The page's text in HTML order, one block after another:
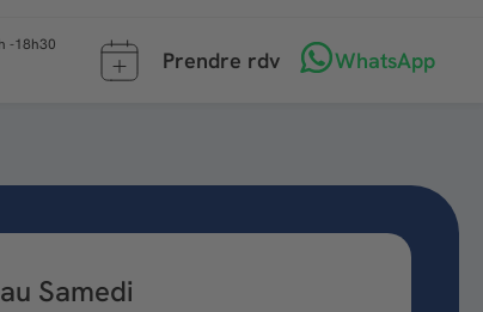
-18h30
Prendre rdv WhatsApp
Samedi